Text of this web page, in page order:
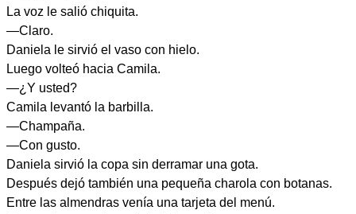
La voz le salió chiquita.
—Claro.
Daniela le sirvió el vaso con hielo.
Luego volteó hacia Camila.
—¿Y usted?
Camila levantó la barbilla.
—Champaña.
—Con gusto.
Daniela sirvió la copa sin derramar una gota.
Después dejó también una pequeña charola con botanas.
Entre las almendras venía una tarjeta del menú.